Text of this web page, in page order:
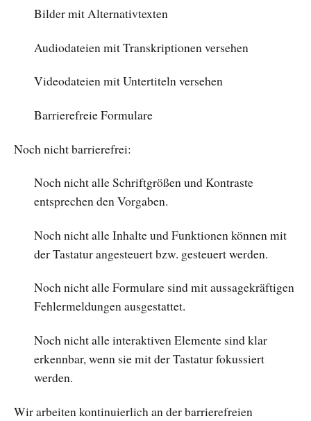
Bilder mit Alternativtexten
Audiodateien mit Transkriptionen versehen
Videodateien mit Untertiteln versehen
Barrierefreie Formulare
Noch nicht barrierefrei:
Noch nicht alle Schriftgrößen und Kontraste
entsprechen den Vorgaben.
Noch nicht alle Inhalte und Funktionen können mit
der Tastatur angesteuert bzw. gesteuert werden.
Noch nicht alle Formulare sind mit aussagekräftigen
Fehlermeldungen ausgestattet.
Noch nicht alle interaktiven Elemente sind klar
erkennbar, wenn sie mit der Tastatur fokussiert
werden.
Wir arbeiten kontinuierlich an der barrierefreien